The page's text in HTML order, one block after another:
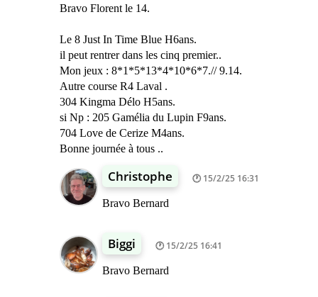
Bravo Florent le 14.
Le 8 Just In Time Blue H6ans.
il peut rentrer dans les cinq premier..
Mon jeux : 8*1*5*13*4*10*6*7.// 9.14.
Autre course R4 Laval .
304 Kingma Délo H5ans.
si Np : 205 Gamélia du Lupin F9ans.
704 Love de Cerize M4ans.
Bonne journée à tous ..
Christophe 15/2/25 16:31
Bravo Bernard
Biggi 15/2/25 16:41
Bravo Bernard